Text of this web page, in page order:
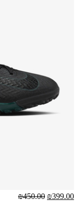
₪399.00
₪450.00